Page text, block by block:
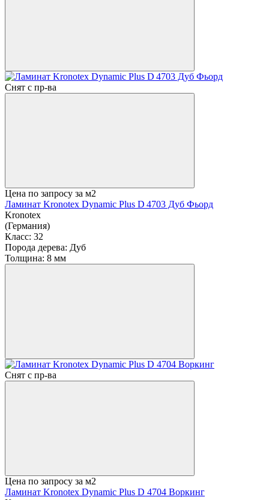
Снят с пр-ва
Цена по запросу за м2
Ламинат Kronotex Dynamic Plus D 4703 Дуб Фьорд
Kronotex
(Германия)
Класс: 32
Порода дерева: Дуб
Толщина: 8 мм
Снят с пр-ва
Цена по запросу за м2
Ламинат Kronotex Dynamic Plus D 4704 Воркинг